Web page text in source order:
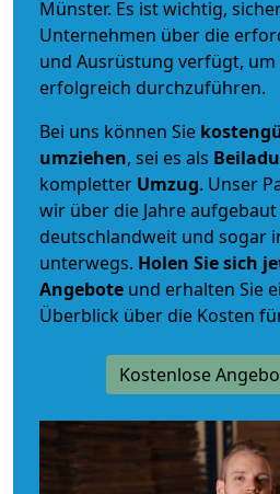
Münster. Es ist wichtig,
Unternehmen über die
und Ausrüstung verfügt, um
erfolgreich durchzuführen.
Bei uns können Sie
umziehen, sei es als
kompletter Umzug. Unser
wir über die Jahre
deutschlandweit und sogar
unterwegs. Holen Sie sich
Angebote und erhalten Sie
Überblick über die Kosten
Kostenlose